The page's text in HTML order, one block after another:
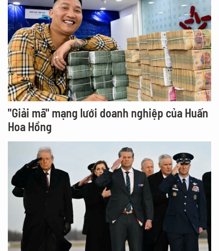
"Giải mã" mạng lưới doanh nghiệp của Huấn
Hoa Hồng